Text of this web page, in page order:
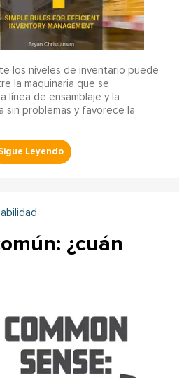
los niveles de inventario puede
la maquinaria que se
línea de ensamblaje y la
sin problemas y favorece la
¿cuán